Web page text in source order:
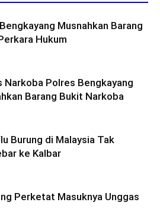
Musnahkan Barang
Hukum
Narkoba Polres Bengkayang
Barang Bukit Narkoba
Burung di Malaysia Tak
ke Kalbar
Perketat Masuknya Unggas